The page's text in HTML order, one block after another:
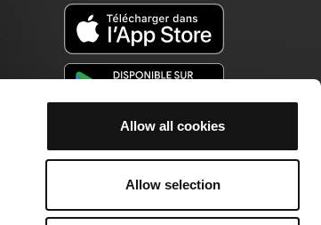
Allow all cookies
Allow selection